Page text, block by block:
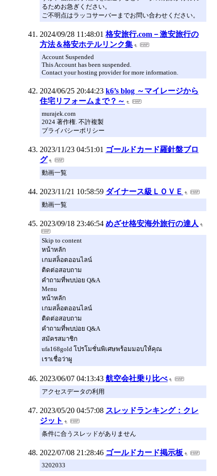
るためお急ぎください。
ご不明点はラッコサーバーまでお問い合わせください。
2024/09/28 11:48:01 格安旅行.com－激安旅行の
方法＆格安ホテルリンク集
Account Suspended
This Account has been suspended.
Contact your hosting provider for more information.
2024/06/25 20:44:23 k6’s blog ～マイレージから
住宅リフォームまで？～
murajek.com
2024 著作権. 不許複製
プライバシーポリシー
2023/11/23 04:51:01 ゴールドカード羅針盤ブロ
グ
動画一覧
2023/11/21 10:58:59 ダイナース級ＬＯＶＥ
動画一覧
2023/09/18 23:46:54 めざせ格安海外旅行の達人
Skip to content
หน้าหลัก
เกมสล็อตออนไลน์
ติดต่อสอบถาม
คำถามที่พบบ่อย Q&A
Menu
หน้าหลัก
เกมสล็อตออนไลน์
ติดต่อสอบถาม
คำถามที่พบบ่อย Q&A
สมัครสมาชิก
ufa168gold โปรโมชั่นพิเศษพร้อมมอบให้คุณ
เราเชื่อว่าผู
2023/06/07 04:13:43 航空会社乗り比べ
アクセスデータの利用
2023/05/20 04:57:08 スレッドランキング：クレ
ジット
条件に合うスレッドがありません
2022/07/08 21:28:46 ゴールドカード掲示板
3202033